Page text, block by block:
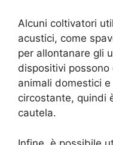
Alcuni coltivatori
acustici, come
per allontanare gli
dispositivi
animali domestici
circostante, quindi
cautela.